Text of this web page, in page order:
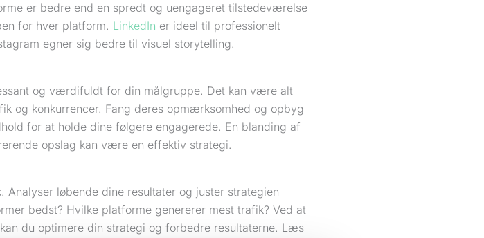
er bedre end en spredt og uengageret tilstedeværelse
for hver platform. LinkedIn er ideel til professionelt
egner sig bedre til visuel storytelling.
og værdifuldt for din målgruppe. Det kan være alt
og konkurrencer. Fang deres opmærksomhed og opbyg
for at holde dine følgere engagerede. En blanding af
opslag kan være en effektiv strategi.
Analyser løbende dine resultater og juster strategien
bedst? Hvilke platforme genererer mest trafik? Ved at
du optimere din strategi og forbedre resultaterne. Læs